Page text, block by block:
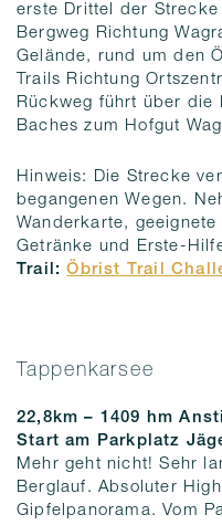
erste Drittel der
Bergweg Richtung
Gelände, rund um den
Trails Richtung
Rückweg führt über die
Baches zum Hofgut
Hinweis: Die Strecke
begangenen Wegen.
Wanderkarte,
Getränke und Erste-
Trail:Öbrist Trail
Tappenkarsee
22,8km – 1409 hm
Start am Parkplatz
Mehr geht nicht! Sehr
Berglauf. Absoluter
Gipfelpanorama. Vom